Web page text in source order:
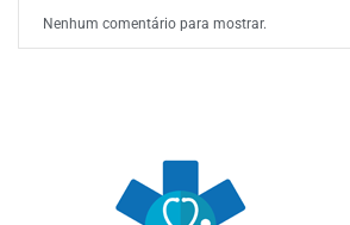
Nenhum comentário para mostrar.